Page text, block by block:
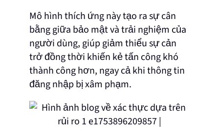
Mô hình thích ứng này tạo ra sự cân
bằng giữa bảo mật và trải nghiệm của
người dùng, giúp giảm thiểu sự cản
trở đồng thời khiến kẻ tấn công khó
thành công hơn, ngay cả khi thông tin
đăng nhập bị xâm phạm.